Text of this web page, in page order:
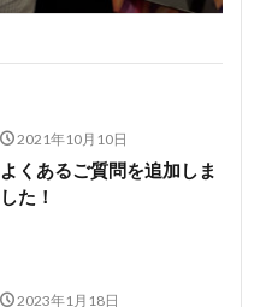
2021年10月10日
よくあるご質問を追加しま
した！
2023年1月18日